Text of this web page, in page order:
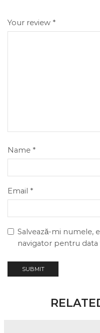
Your review *
Name *
Email *
Salvează-mi numele,
navigator pentru